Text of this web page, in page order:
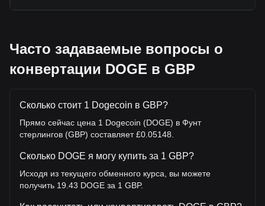
Часто задаваемые вопросы о
конвертации DOGE в GBP
Сколько стоит 1 Dogecoin в GBP?
Прямо сейчас цена 1 Dogecoin (DOGE) в Фунт
стерлингов (GBP) составляет £0.05148.
Сколько DOGE я могу купить за 1 GBP?
Исходя из текущего обменного курса, вы можете
получить 19.43 DOGE за 1 GBP.